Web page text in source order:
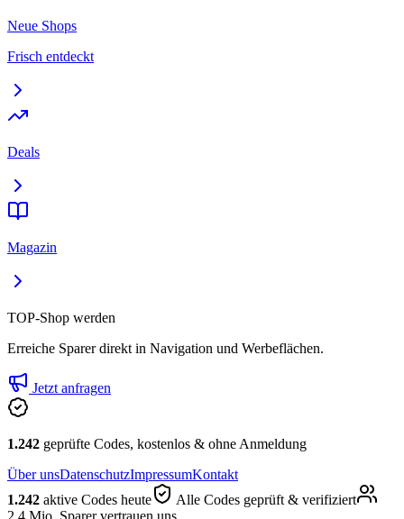
Neue Shops
Frisch entdeckt
Deals
Magazin
TOP-Shop werden
Erreiche Sparer direkt in Navigation und Werbeflächen.
Jetzt anfragen
1.242 geprüfte Codes, kostenlos & ohne Anmeldung
Über unsDatenschutzImpressumKontakt
1.242 aktive Codes heute
Alle Codes geprüft & verifiziert
2,4 Mio. Sparer vertrauen uns